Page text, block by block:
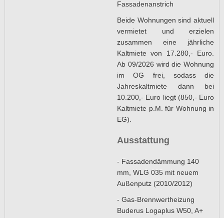
Fassadenanstrich
Beide Wohnungen sind aktuell
vermietet und erzielen
zusammen eine jährliche
Kaltmiete von 17.280,- Euro.
Ab 09/2026 wird die Wohnung
im OG frei, sodass die
Jahreskaltmiete dann bei
10.200,- Euro liegt (850,- Euro
Kaltmiete p.M. für Wohnung in
EG).
Ausstattung
- Fassadendämmung 140
mm, WLG 035 mit neuem
Außenputz (2010/2012)
- Gas-Brennwertheizung
Buderus Logaplus W50, A+